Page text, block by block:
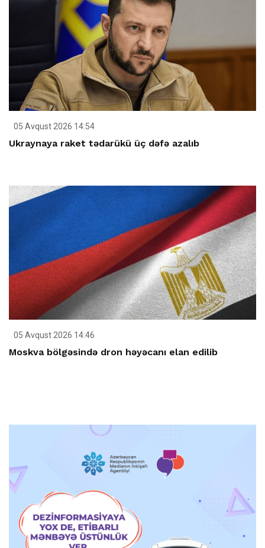
05 Avqust 2026 14:54
Ukraynaya raket tədarükü üç dəfə azalıb
05 Avqust 2026 14:46
Moskva bölgəsində dron həyəcanı elan edilib